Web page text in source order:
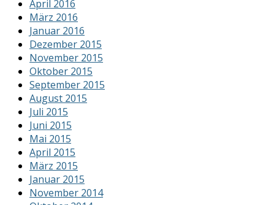
April 2016
März 2016
Januar 2016
Dezember 2015
November 2015
Oktober 2015
September 2015
August 2015
Juli 2015
Juni 2015
Mai 2015
April 2015
März 2015
Januar 2015
November 2014